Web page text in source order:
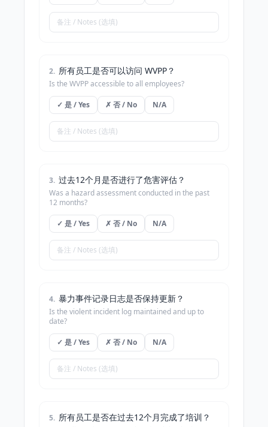
2. 所有员工是否可以访问 WVPP？
Is the WVPP accessible to all employees?
✓ 是 / Yes ✗ 否 / No N/A
3. 过去12个月是否进行了危害评估？
Was a hazard assessment conducted in the past
12 months?
✓ 是 / Yes ✗ 否 / No N/A
4. 暴力事件记录日志是否保持更新？
Is the violent incident log maintained and up to
date?
✓ 是 / Yes ✗ 否 / No N/A
5. 所有员工是否在过去12个月完成了培训？